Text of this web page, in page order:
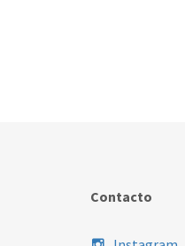
Contacto